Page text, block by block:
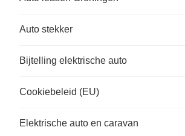
Auto stekker
Bijtelling elektrische auto
Cookiebeleid (EU)
Elektrische auto en caravan